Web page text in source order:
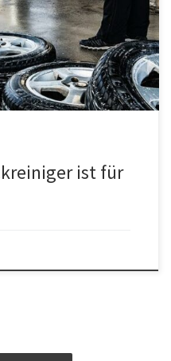
eines
Dieser sollte so hoch sein,
entfernen kann.
zu […]
ist für